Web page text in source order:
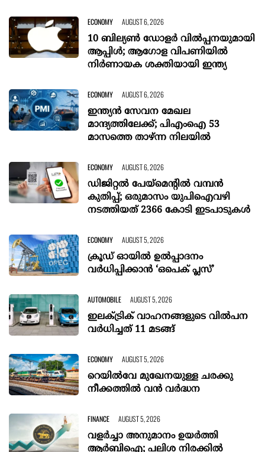
ECONOMY AUGUST 6, 2026
10 ബില്യൺ ഡോളർ വിൽപ്പനയുമായി
ആപ്പിൾ; ആഗോള വിപണിയിൽ
നിർണായക ശക്തിയായി ഇന്ത്യ
ECONOMY AUGUST 6, 2026
ഇന്ത്യൻ സേവന മേഖല
മാന്ദ്യത്തിലേക്ക്; പിഎംഐ 53
മാസത്തെ താഴ്ന്ന നിലയില്‍
ECONOMY AUGUST 6, 2026
ഡിജിറ്റല്‍ പേയ്‌മെന്റില്‍ വമ്പന്‍
കുതിപ്പ്; ഒരുമാസം യുപിഐവഴി
നടത്തിയത് 2366 കോടി ഇടപാടുകള്‍
ECONOMY AUGUST 5, 2026
ക്രൂഡ് ഓയിൽ ഉൽപ്പാദനം
വർധിപ്പിക്കാൻ ‘ഒപെക് പ്ലസ്’
AUTOMOBILE AUGUST 5, 2026
ഇലക്ട്രിക് വാഹനങ്ങളുടെ വിൽപന
വർധിച്ചത് 11 മടങ്ങ്
ECONOMY AUGUST 5, 2026
റെയിൽ‌വേ മുഖേനയുള്ള ചരക്കു
നീക്കത്തിൽ വൻ വർദ്ധന
FINANCE AUGUST 5, 2026
വളർച്ചാ അനുമാനം ഉയർത്തി
ആർബിഐ; പലിശ നിരക്കിൽ